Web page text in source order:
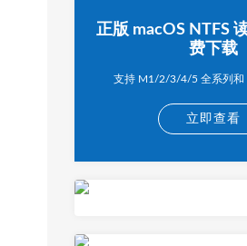
正版 macOS NTFS
费下载
支持 M1/2/3/4/5 全系列和
立即查看